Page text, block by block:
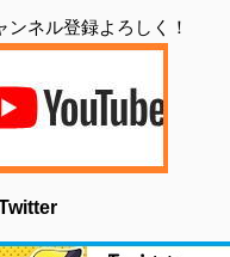
ンネル登録よろしく！